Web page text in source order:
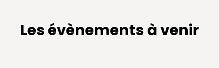
Les évènements à venir